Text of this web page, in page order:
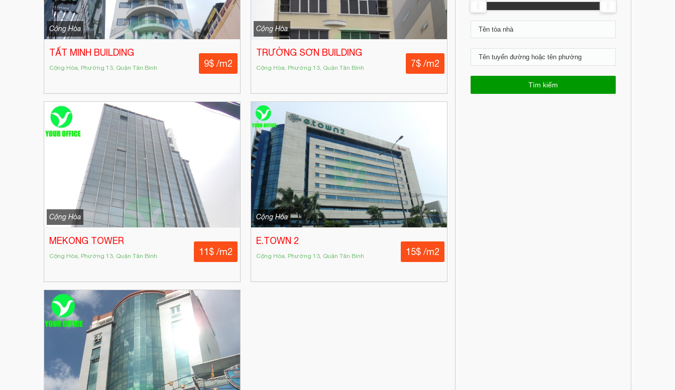
Cộng Hòa
TẤT MINH BUILDING
Cộng Hòa, Phường 13, Quận Tân Bình 9$ /m2
Cộng Hòa
TRƯỜNG SƠN BUILDING
Cộng Hòa, Phường 13, Quận Tân Bình 7$ /m2
Cộng Hòa
MEKONG TOWER
Cộng Hòa, Phường 13, Quận Tân Bình 11$ /m2
Cộng Hòa
E.TOWN 2
Cộng Hòa, Phường 13, Quận Tân Bình 15$ /m2